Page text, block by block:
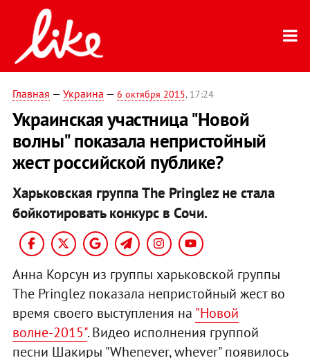
Главная — Украина — 6 октября 2015, 17:24
Украинская участница "Новой
волны" показала непристойный
жест российской публике?
Харьковская группа The Pringlez не стала
бойкотировать конкурс в Сочи.
Анна Корсун из группы харьковской группы
The Pringlez показала непристойный жест во
время своего выступления на "Новой
волне-2015". Видео исполнения группой
песни Шакиры "Whenever, whever" появилось